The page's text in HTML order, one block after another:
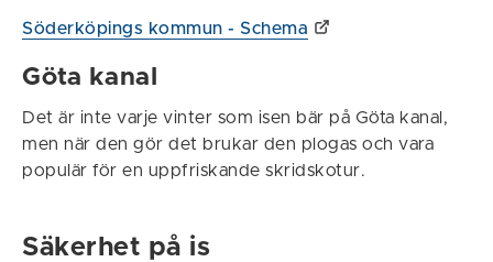
Söderköpings kommun - Schema
Göta kanal
Det är inte varje vinter som isen bär på Göta kanal,
men när den gör det brukar den plogas och vara
populär för en uppfriskande skridskotur.
Säkerhet på is